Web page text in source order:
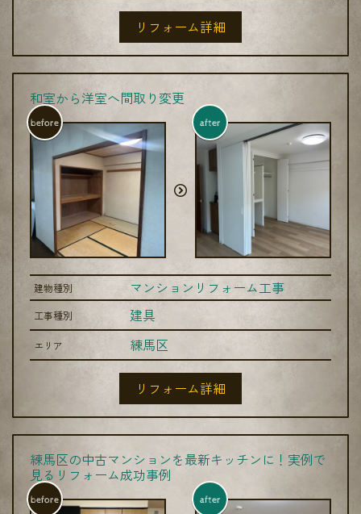
リフォーム詳細
和室から洋室へ間取り変更
before after
建物種別 マンションリフォーム工事
工事種別 建具
エリア 練馬区
リフォーム詳細
練馬区の中古マンションを最新キッチンに！実例で
見るリフォーム成功事例
before after